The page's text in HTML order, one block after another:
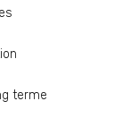
terme